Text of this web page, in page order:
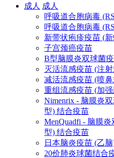
成人 成人
呼吸道合胞病毒
呼吸道合胞病毒
新带状疱疹疫苗 (
子宫颈癌疫苗
B型脑膜炎双球菌
灭活流感疫苗 (注
减活流感疫苗 (喷
重组流感疫苗 (加
Nimenrix - 脑膜炎
型) 结合疫苗
MenQuadfi - 脑膜
型) 结合疫苗
日本脑炎疫苗 (乙
20价肺炎球菌结合